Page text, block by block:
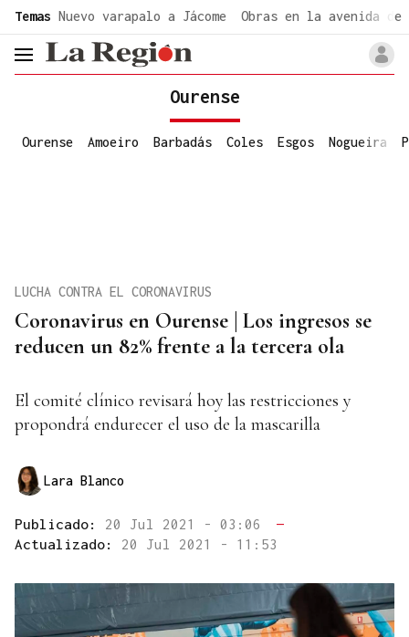
Temas Nuevo varapalo a Jácome Obras en la avenida de
header.menu.open
Ourense
Ourense Amoeiro Barbadás Coles Esgos Nogueira
Coronavirus en Ourense | Los ingresos se
reducen un 82% frente a la tercera ola
LUCHA CONTRA EL CORONAVIRUS
El comité clínico revisará hoy las restricciones y
propondrá endurecer el uso de la mascarilla
Lara Blanco
Publicado: 20 Jul 2021 - 03:06
—
Actualizado: 20 Jul 2021 - 11:53